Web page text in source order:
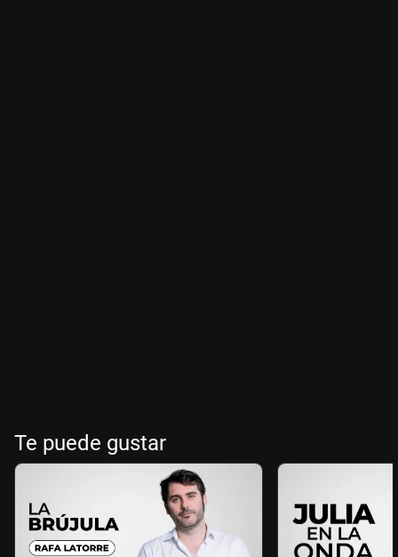
Te puede gustar